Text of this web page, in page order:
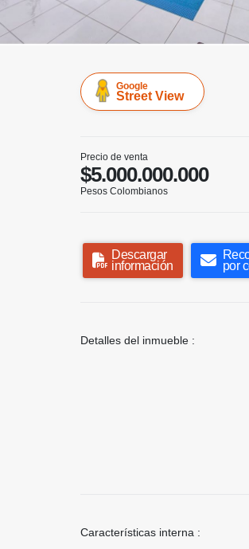
Google
Street View
Precio de venta
$5.000.000.000
Pesos Colombianos
Descargar
información
por
Detalles del inmueble :
Características interna :